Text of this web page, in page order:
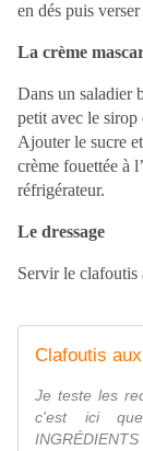
en dés puis
La crème
Dans un saladier
petit avec le sirop
Ajouter le sucre
crème fouettée à
réfrigérateur.
Le dressage
Servir le clafoutis
Je teste les
c'est ici